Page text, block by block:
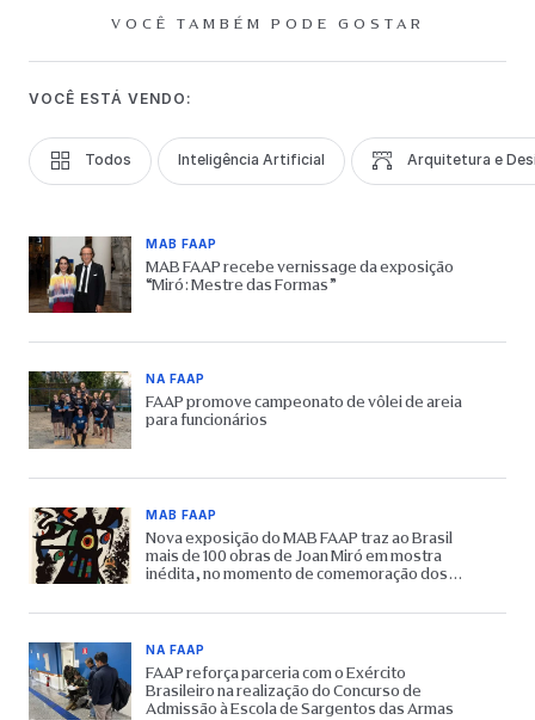
VOCÊ TAMBÉM PODE GOSTAR
VOCÊ ESTÁ VENDO:
Todos Inteligência Artificial Arquitetura e
MAB FAAP
MAB FAAP recebe vernissage da exposição
“Miró: Mestre das Formas”
NA FAAP
FAAP promove campeonato de vôlei de areia
para funcionários
MAB FAAP
Nova exposição do MAB FAAP traz ao Brasil
mais de 100 obras de Joan Miró em mostra
inédita, no momento de comemoração dos
NA FAAP
FAAP reforça parceria com o Exército
Brasileiro na realização do Concurso de
Admissão à Escola de Sargentos das Armas